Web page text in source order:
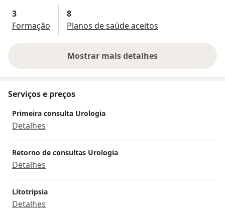
3
Formação
8
Planos de saúde aceitos
Mostrar mais detalhes
sobre a experiência
Serviços e preços
Primeira consulta Urologia
Detalhes
Retorno de consultas Urologia
Detalhes
Litotripsia
Detalhes